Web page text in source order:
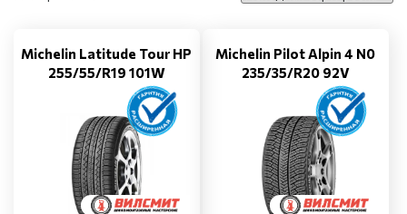
Michelin Latitude Tour HP
255/55/R19 101W
Michelin Pilot Alpin 4 N0
235/35/R20 92V